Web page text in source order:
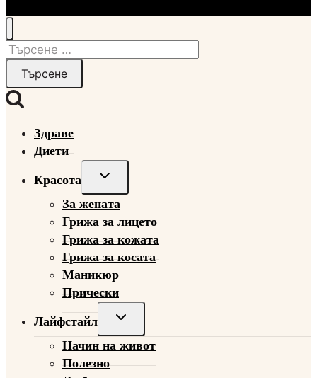
Търсене
Здраве
Диети
Красота
Toggle
menu
За жената
Грижа за лицето
Грижа за кожата
Грижа за косата
Маникюр
Прически
Лайфстайл
Toggle
menu
Начин на живот
Полезно